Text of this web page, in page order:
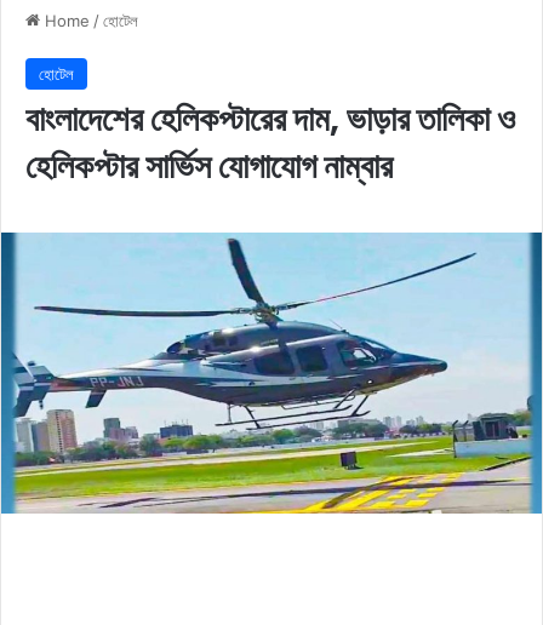
Home /হোটেল
হোটেল
বাংলাদেশের হেলিকপ্টারের দাম, ভাড়ার তালিকা ও
হেলিকপ্টার সার্ভিস যোগাযোগ নাম্বার